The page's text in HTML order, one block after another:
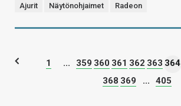
Ajurit Näytönohjaimet Radeon
1 ... 359 360 361 362 363 364
368 369 ... 405